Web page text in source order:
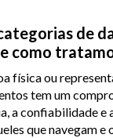
de
como
física ou
tem um
a confiabilidade e
que navegam e